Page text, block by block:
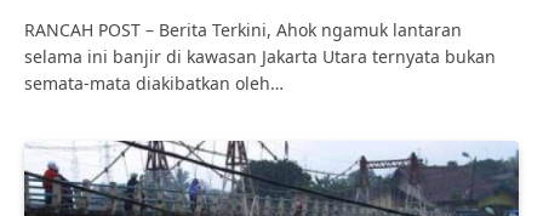
RANCAH POST – Berita Terkini, Ahok ngamuk lantaran
selama ini banjir di kawasan Jakarta Utara ternyata bukan
semata-mata diakibatkan oleh…